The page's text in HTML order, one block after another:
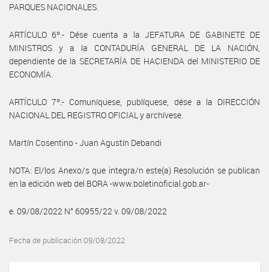
PARQUES NACIONALES.
ARTÍCULO 6º.- Dése cuenta a la JEFATURA DE GABINETE DE
MINISTROS y a la CONTADURÍA GENERAL DE LA NACIÓN,
dependiente de la SECRETARÍA DE HACIENDA del MINISTERIO DE
ECONOMÍA.
ARTÍCULO 7º.- Comuníquese, publíquese, dése a la DIRECCIÓN
NACIONAL DEL REGISTRO OFICIAL y archívese.
Martín Cosentino - Juan Agustín Debandi
NOTA: El/los Anexo/s que integra/n este(a) Resolución se publican
en la edición web del BORA -www.boletinoficial.gob.ar-
e. 09/08/2022 N° 60955/22 v. 09/08/2022
Fecha de publicación 09/08/2022